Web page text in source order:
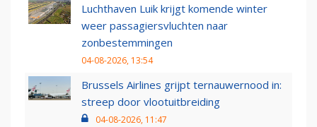
Luchthaven Luik krijgt komende winter
weer passagiersvluchten naar
zonbestemmingen
04-08-2026, 13:54
Brussels Airlines grijpt ternauwernood in:
streep door vlootuitbreiding
04-08-2026, 11:47